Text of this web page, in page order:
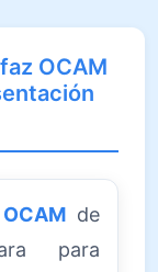
OCAM
de
para